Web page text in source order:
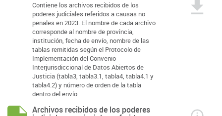
Contiene los archivos recibidos de los
poderes judiciales referidos a causas no
penales en 2023. El nombre de cada archivo
corresponde al nombre de provincia,
institución, fecha de envío, nombre de las
tablas remitidas según el Protocolo de
Implementación del Convenio
Interjurisdiccional de Datos Abiertos de
Justicia (tabla3, tabla3.1, tabla4, tabla4.1 y
tabla4.2) y número de orden de la tabla
dentro del envío.
Archivos recibidos de los poderes